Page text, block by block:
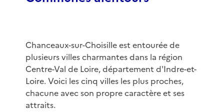
Chanceaux-sur-Choisille est entourée de
plusieurs villes charmantes dans la région
Centre-Val de Loire, département d'Indre-et-
Loire. Voici les cinq villes les plus proches,
chacune avec son propre caractère et ses
attraits.